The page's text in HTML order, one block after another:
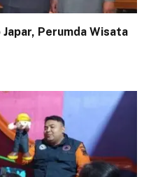
Perumda Wisata